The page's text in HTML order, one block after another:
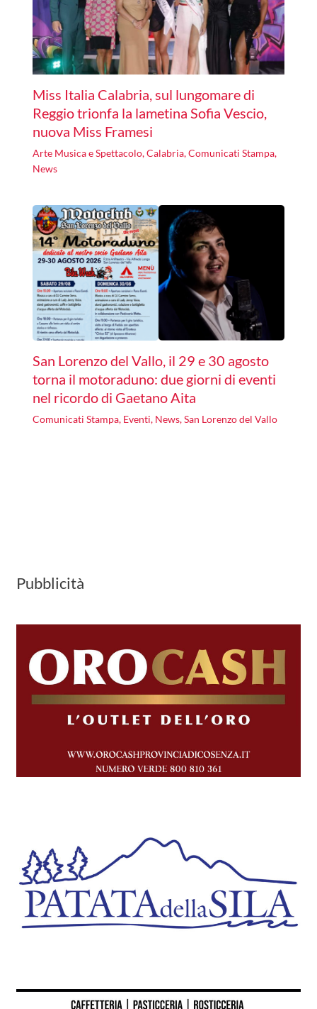
Miss Italia Calabria, sul lungomare di
Reggio trionfa la lametina Sofia Vescio,
nuova Miss Framesi
Arte Musica e Spettacolo,Calabria,Comunicati Stampa,
News
San Lorenzo del Vallo, il 29 e 30 agosto
torna il motoraduno: due giorni di eventi
nel ricordo di Gaetano Aita
Comunicati Stampa, Eventi, News,San Lorenzo del Vallo
Pubblicità